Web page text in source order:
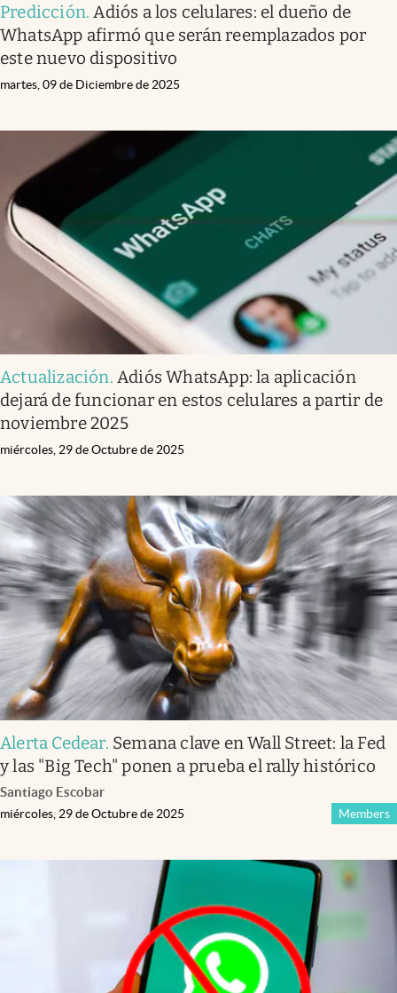
Predicción.Adiós a los celulares: el dueño de
WhatsApp afirmó que serán reemplazados por
este nuevo dispositivo
martes, 09 de Diciembre de 2025
Actualización.Adiós WhatsApp: la aplicación
dejará de funcionar en estos celulares a partir de
noviembre 2025
miércoles, 29 de Octubre de 2025
Alerta Cedear. Semana clave en Wall Street: la Fed
y las "Big Tech" ponen a prueba el rally histórico
Santiago Escobar
Members
miércoles, 29 de Octubre de 2025